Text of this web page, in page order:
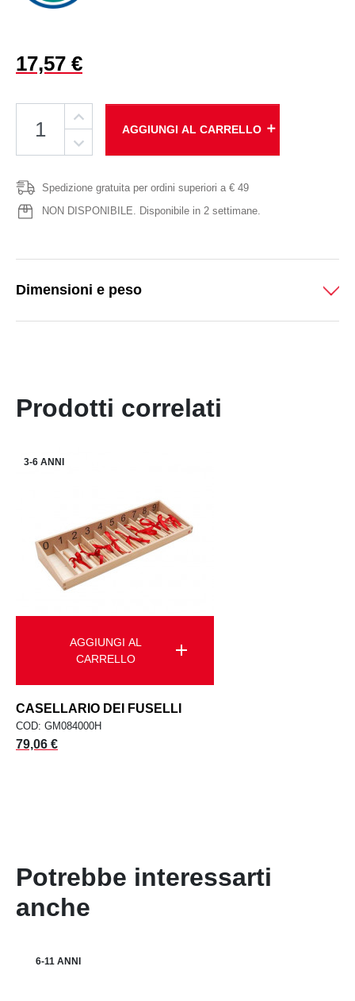
17,57 €
AGGIUNGI AL CARRELLO add
Spedizione gratuita per ordini superiori a € 49
NON DISPONIBILE. Disponibile in 2 settimane.
Dimensioni e peso
Prodotti correlati
3-6 ANNI
AGGIUNGI AL
CARRELLO
add
CASELLARIO DEI FUSELLI
COD: GM084000H
Prezzo
79,06 €
Potrebbe interessarti
anche
6-11 ANNI